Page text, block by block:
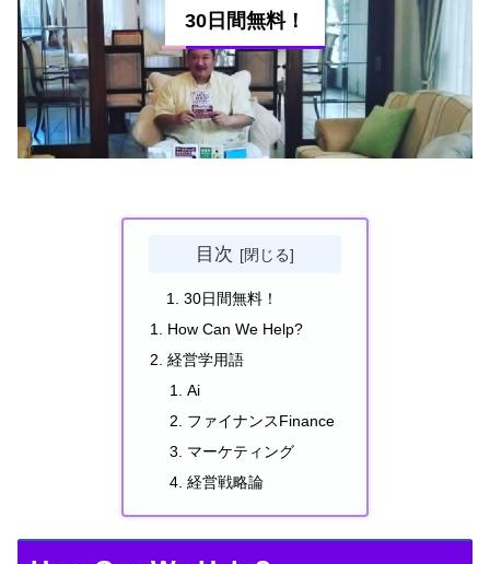
30日間無料！
目次
30日間無料！
How Can We Help?
経営学用語
Ai
ファイナンスFinance
マーケティング
経営戦略論